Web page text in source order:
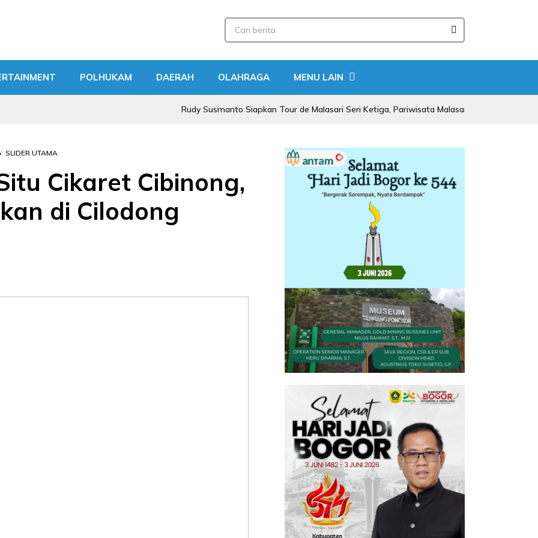
POLHUKAM DAERAH OLAHRAGA MENU LAIN
Rudy Susmanto Siapkan Tour de Malasari Seri Ketiga, Pariwisata Malasari Digenjot
SLIDER UTAMA
Cikaret Cibinong,
di Cilodong